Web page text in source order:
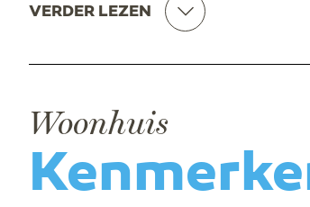
VERDER LEZEN
Woonhuis